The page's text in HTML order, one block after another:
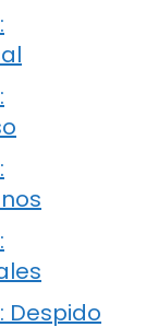
Despido